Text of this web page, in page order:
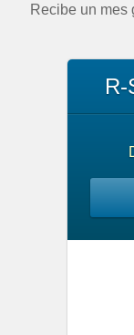
Recibe un mes
R-